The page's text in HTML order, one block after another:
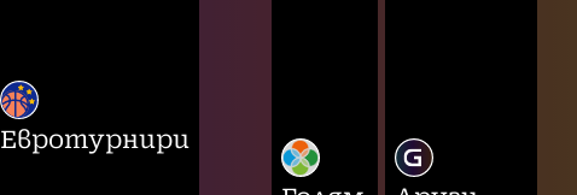
Евротурнири